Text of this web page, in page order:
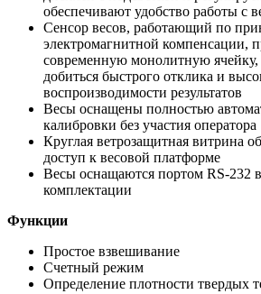
обеспечивают удобство работы с
Сенсор весов, работающий по
электромагнитной компенсации,
современную монолитную ячейку,
добиться быстрого отклика и
воспроизводимости результатов
Весы оснащены полностью
калибровки без участия оператора
Круглая ветрозащитная витрина
доступ к весовой платформе
Весы оснащаются портом RS-232
комплектации
​Функции
Простое взвешивание
Счетный режим
Определение плотности твердых